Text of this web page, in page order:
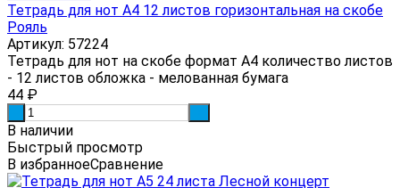
Тетрадь для нот А4 12 листов горизонтальная на скобе
Рояль
Артикул: 57224
Тетрадь для нот на скобе формат А4 количество листов
- 12 листов обложка - мелованная бумага
44 ₽
В наличии
Быстрый просмотр
В избранноеСравнение